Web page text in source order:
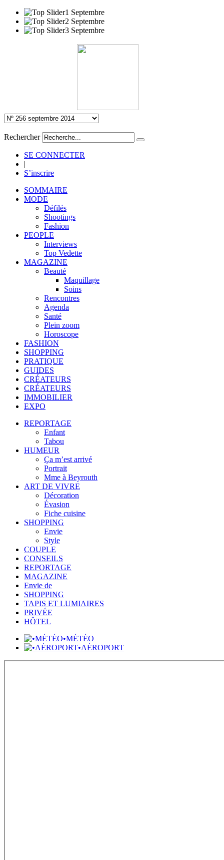
Rechercher
SE CONNECTER
|
S’inscrire
SOMMAIRE
MODE
Défilés
Shootings
Fashion
PEOPLE
Interviews
Top Vedette
MAGAZINE
Beauté
Maquillage
Soins
Rencontres
Agenda
Santé
Plein zoom
Horoscope
FASHION
SHOPPING
PRATIQUE
GUIDES
CRÉATEURS
CRÉATEURS
IMMOBILIER
EXPO
REPORTAGE
Enfant
Tabou
HUMEUR
Ça m’est arrivé
Portrait
Mme à Beyrouth
ART DE VIVRE
Décoration
Évasion
Fiche cuisine
SHOPPING
Envie
Style
COUPLE
CONSEILS
REPORTAGE
MAGAZINE
Envie de
SHOPPING
TAPIS ET LUMIAIRES
PRIVÉE
HÔTEL
•MÉTÉO
•AÉROPORT